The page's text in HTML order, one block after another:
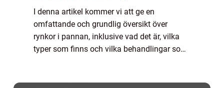
I denna artikel kommer vi att ge en
omfattande och grundlig översikt över
rynkor i pannan, inklusive vad det är, vilka
typer som finns och vilka behandlingar som